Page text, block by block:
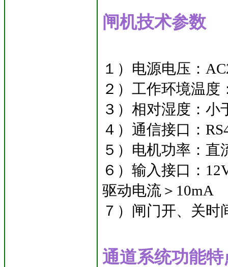
闸机技术参数
１）电源电压：
２）工作环境温
３）相对湿度：小
４）通信接口：
５）电机功率：直
６）输入接口：
驱动电流＞10mA
７）闸门开、关时
通道系统功能特